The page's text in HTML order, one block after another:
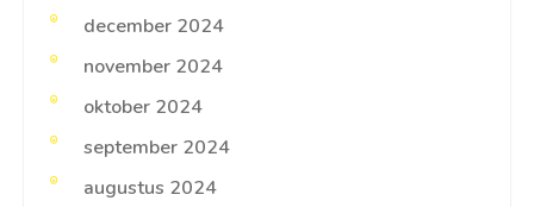
december 2024
november 2024
oktober 2024
september 2024
augustus 2024